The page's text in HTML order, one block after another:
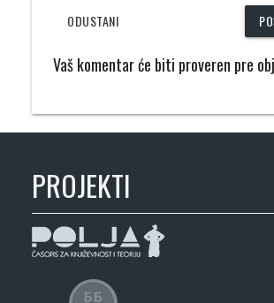
ODUSTANI
Vaš komentar će biti proveren pre
PROJEKTI